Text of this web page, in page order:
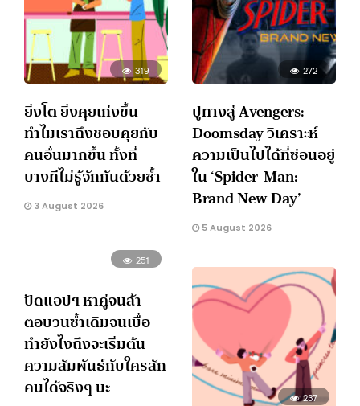
319
ยิ่งโต ยิ่งคุยเก่งขึ้น
ทำไมเราถึงชอบคุยกับ
คนอื่นมากขึ้น ทั้งที่
บางทีไม่รู้จักกันด้วยซ้ำ
3 August 2026
272
ปูทางสู่ Avengers:
Doomsday วิเคราะห์
ความเป็นไปได้ที่ซ่อนอยู่
ใน ‘Spider-Man:
Brand New Day’
5 August 2026
251
ปัดแอปฯ หาคู่จนล้า
ตอบวนซ้ำเดิมจนเบื่อ
ทำยังไงถึงจะเริ่มต้น
ความสัมพันธ์กับใครสัก
คนได้จริงๆ นะ
237